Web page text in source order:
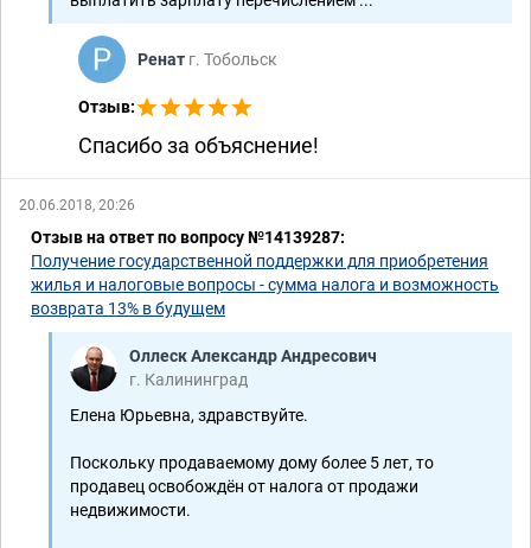
Ренат г. Тобольск
Отзыв:
Спасибо за объяснение!
20.06.2018, 20:26
Отзыв на ответ по вопросу №14139287:
Получение государственной поддержки для приобретения
жилья и налоговые вопросы - сумма налога и возможность
возврата 13% в будущем
Оллеск Александр Андресович
г. Калининград
Елена Юрьевна, здравствуйте.
Поскольку продаваемому дому более 5 лет, то
продавец освобождён от налога от продажи
недвижимости.